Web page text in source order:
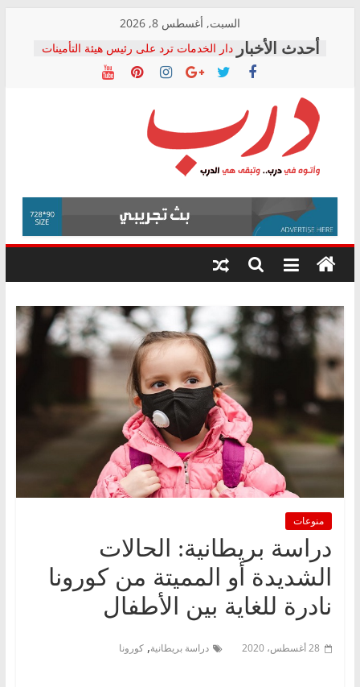
content
السبت, أغسطس 8, 2026
دار الخدمات ترد على رئيس هيئة التأمينات
بعد مؤتمره الصحفي: إنكار الأزمة لا ينهي
معاناة أصحاب المعاشات.. ونطالب بكشف
فرحات سليمان يكتب: القطاع الصحي إلى
أين؟
حزب التحالف الشعبي يطلق لجنة “الحق
في الصحة” بالإسكندرية لرصد الانتهاكات
ودعم المرضى
الوزاري لمدينة الصحفيين.. وانتهاء أعمال
إنشاء المبنى الإداري
المجلس القومي لحقوق الإنسان يعلن
متابعة قضية الدكتور محمد زهران.. ويؤكد:
قرينة البراءة وضمانات المحاكمة العادلة
درب
وأتوه
درب..
وتبقى
هي
منوعات
دراسة بريطانية: الحالات
الشديدة أو المميتة من كورونا
نادرة للغاية بين الأطفال
28 أغسطس، 2020 دراسة بريطانية, كورونا